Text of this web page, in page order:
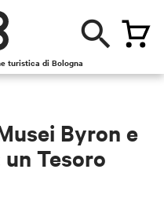
turistica di Bologna
Byron e
Tesoro